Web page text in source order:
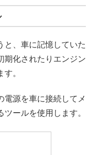
と、車に記憶していた
期化されたりエンジン
。
電源を車に接続してメ
ールを使用します。